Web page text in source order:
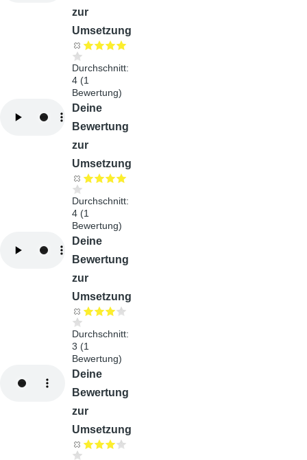
zur
Umsetzung
Durchschnitt:
4 (1
Bewertung)
Deine
Bewertung
zur
Umsetzung
Durchschnitt:
4 (1
Bewertung)
Deine
Bewertung
zur
Umsetzung
Durchschnitt:
3 (1
Bewertung)
Deine
Bewertung
zur
Umsetzung